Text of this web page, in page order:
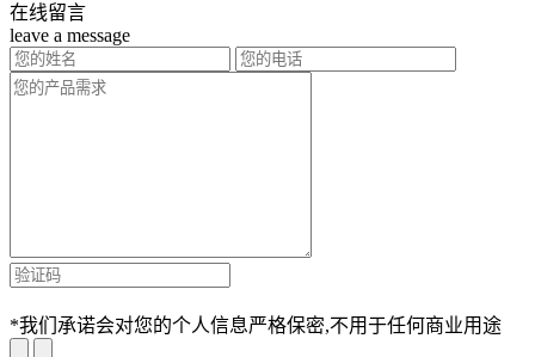
在线留言
leave a message
*我们承诺会对您的个人信息严格保密,不用于任何商业用途